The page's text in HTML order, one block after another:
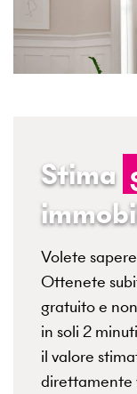
Stima
Volete
Ottenete
gratuito e
in soli 2
il valore
direttamente